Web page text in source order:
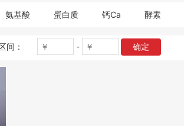
氨基酸 蛋白质 钙Ca 酵素
间： - 确定